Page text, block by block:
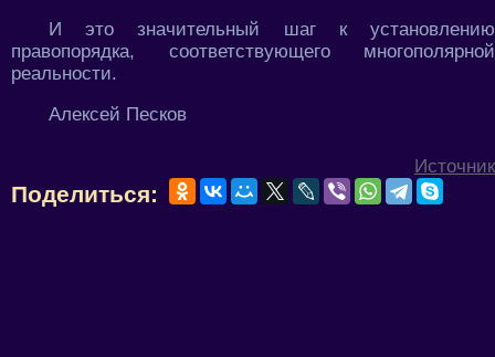
И это значительный шаг к установлению
правопорядка, соответствующего многополярной
реальности.
Алексей Песков
Источник
Поделиться: